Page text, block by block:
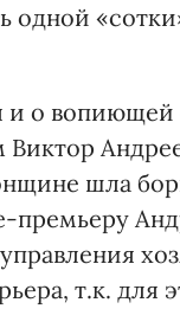
и о
Виктор
шла
т.к.